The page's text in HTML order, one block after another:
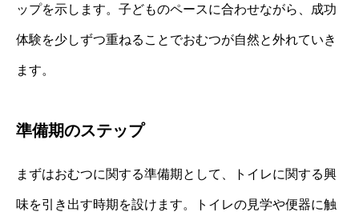
ップを示します。子どものペースに合わせながら、成功
体験を少しずつ重ねることでおむつが自然と外れていき
ます。
準備期のステップ
まずはおむつに関する準備期として、トイレに関する興
味を引き出す時期を設けます。トイレの見学や便器に触